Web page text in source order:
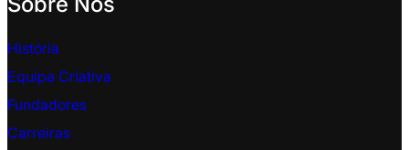
História
Equipa Criativa
Fundadores
Carreiras